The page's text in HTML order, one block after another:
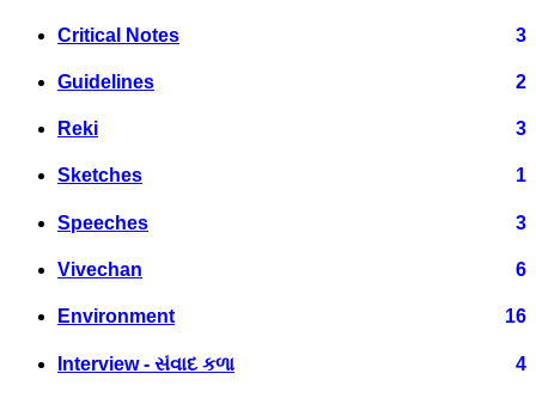
Critical Notes 3
Guidelines 2
Reki 3
Sketches 1
Speeches 3
Vivechan 6
Environment 16
Interview - સંવાદ કળા 4